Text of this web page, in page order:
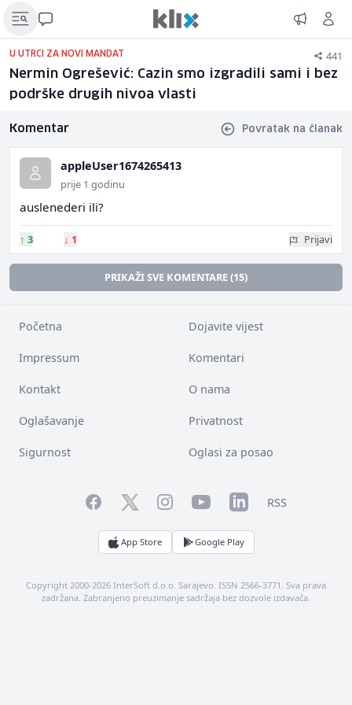
U UTRCI ZA NOVI MANDAT 441
Nermin Ogrešević: Cazin smo izgradili sami i bez
podrške drugih nivoa vlasti
Komentar Povratak na članak
appleUser1674265413
prije 1 godinu
auslenederi ili?
↑ 3 ↓ 1 Prijavi
PRIKAŽI SVE KOMENTARE (15)
Početna Dojavite vijest
Impressum Komentari
Kontakt O nama
Oglašavanje Privatnost
Sigurnost Oglasi za posao
FacebookTwitterInstagramYouTubeLinkedInRSS
App Store Google Play
Copyright 2000-2026 InterSoft d.o.o. Sarajevo. ISSN 2566-3771. Sva prava
zadržana. Zabranjeno preuzimanje sadržaja bez dozvole izdavača.